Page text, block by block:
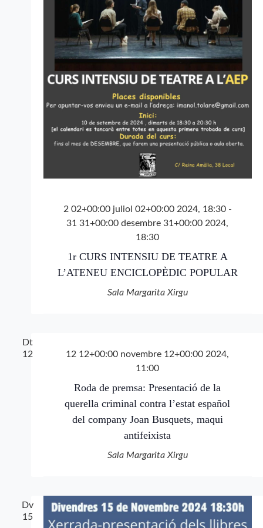
2 02+00:00 juliol 02+00:00 2024, 18:30-
31 31+00:00 desembre 31+00:00 2024,
18:30
1r CURS INTENSIU DE TEATRE A
L’ATENEU ENCICLOPÈDIC POPULAR
Sala Margarita Xirgu
Dt
12
12 12+00:00 novembre 12+00:00 2024,
11:00
Roda de premsa: Presentació de la
querella criminal contra l’estat español
del company Joan Busquets, maqui
antifeixista
Sala Margarita Xirgu
Dv
15